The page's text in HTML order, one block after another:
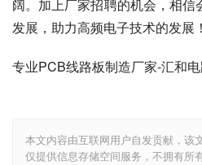
阔。加上厂家招聘的机会，相
发展，助力高频电子技术的发展！
专业PCB线路板制造厂家-汇和
本文内容由互联网用户自发贡献，该
仅提供信息存储空间服务，不拥有所